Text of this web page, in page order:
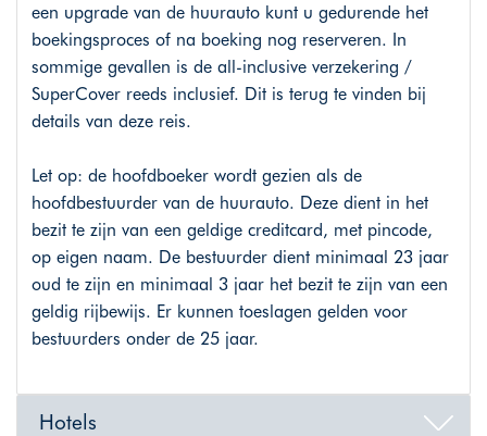
een upgrade van de huurauto kunt u gedurende het
boekingsproces of na boeking nog reserveren. In
sommige gevallen is de all-inclusive verzekering /
SuperCover reeds inclusief. Dit is terug te vinden bij
details van deze reis.
Let op: de hoofdboeker wordt gezien als de
hoofdbestuurder van de huurauto. Deze dient in het
bezit te zijn van een geldige creditcard, met pincode,
op eigen naam. De bestuurder dient minimaal 23 jaar
oud te zijn en minimaal 3 jaar het bezit te zijn van een
geldig rijbewijs. Er kunnen toeslagen gelden voor
bestuurders onder de 25 jaar.
Hotels